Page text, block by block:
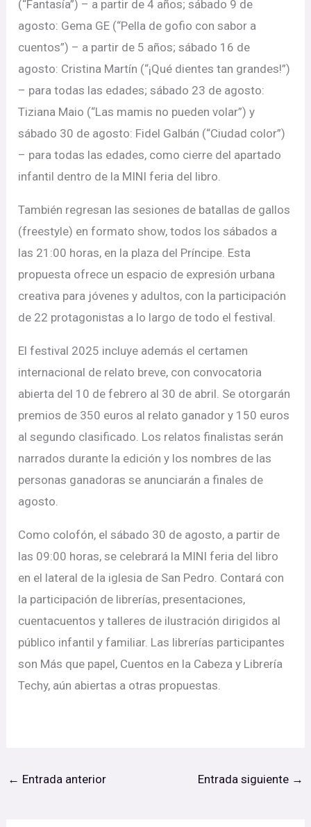
(“Fantasía”) – a partir de 4 años; sábado 9 de
agosto: Gema GE (“Pella de gofio con sabor a
cuentos”) – a partir de 5 años; sábado 16 de
agosto: Cristina Martín (“¡Qué dientes tan grandes!”)
– para todas las edades; sábado 23 de agosto:
Tiziana Maio (“Las mamis no pueden volar”) y
sábado 30 de agosto: Fidel Galbán (“Ciudad color”)
– para todas las edades, como cierre del apartado
infantil dentro de la MINI feria del libro.
También regresan las sesiones de batallas de gallos
(freestyle) en formato show, todos los sábados a
las 21:00 horas, en la plaza del Príncipe. Esta
propuesta ofrece un espacio de expresión urbana
creativa para jóvenes y adultos, con la participación
de 22 protagonistas a lo largo de todo el festival.
El festival 2025 incluye además el certamen
internacional de relato breve, con convocatoria
abierta del 10 de febrero al 30 de abril. Se otorgarán
premios de 350 euros al relato ganador y 150 euros
al segundo clasificado. Los relatos finalistas serán
narrados durante la edición y los nombres de las
personas ganadoras se anunciarán a finales de
agosto.
Como colofón, el sábado 30 de agosto, a partir de
las 09:00 horas, se celebrará la MINI feria del libro
en el lateral de la iglesia de San Pedro. Contará con
la participación de librerías, presentaciones,
cuentacuentos y talleres de ilustración dirigidos al
público infantil y familiar. Las librerías participantes
son Más que papel, Cuentos en la Cabeza y Librería
Techy, aún abiertas a otras propuestas.
← Entrada anterior Entrada siguiente →